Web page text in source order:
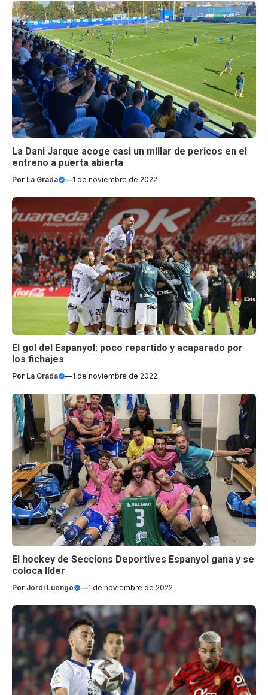
La Dani Jarque acoge casi un millar de pericos en el
entreno a puerta abierta
Por La Grada —1 de noviembre de 2022
El gol del Espanyol: poco repartido y acaparado por
los fichajes
Por La Grada —1 de noviembre de 2022
El hockey de Seccions Deportives Espanyol gana y se
coloca líder
Por Jordi Luengo —1 de noviembre de 2022